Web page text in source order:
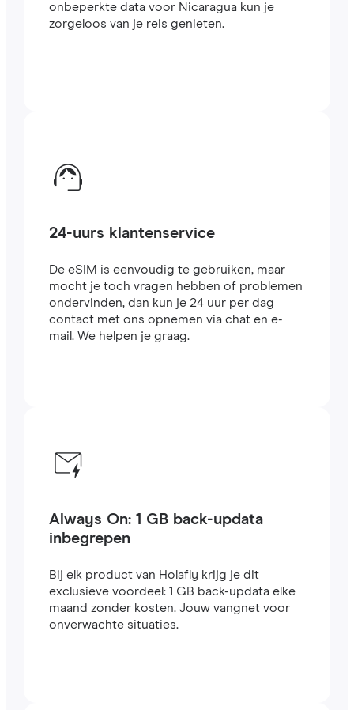
onbeperkte data voor Nicaragua kun je
zorgeloos van je reis genieten.
24-uurs klantenservice
De eSIM is eenvoudig te gebruiken, maar
mocht je toch vragen hebben of problemen
ondervinden, dan kun je 24 uur per dag
contact met ons opnemen via chat en e-
mail. We helpen je graag.
Always On: 1 GB back-updata
inbegrepen
Bij elk product van Holafly krijg je dit
exclusieve voordeel: 1 GB back-updata elke
maand zonder kosten. Jouw vangnet voor
onverwachte situaties.